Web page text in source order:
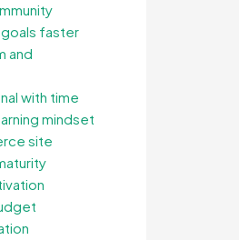
faster
and
with time
mindset
site